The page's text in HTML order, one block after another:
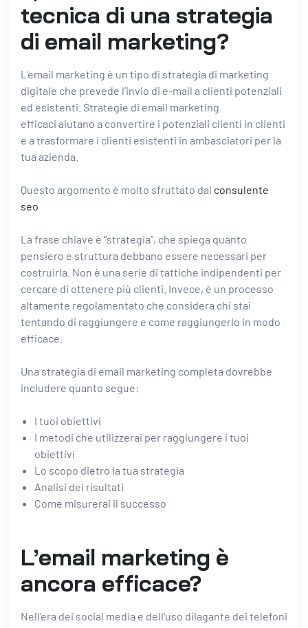
tecnica di una strategia
di email marketing?
L’email marketing è un tipo di strategia di marketing
digitale che prevede l’invio di e-mail a clienti potenziali
ed esistenti. Strategie di email marketing
efficaci aiutano a convertire i potenziali clienti in clienti
e a trasformare i clienti esistenti in ambasciatori per la
tua azienda.
Questo argomento è molto sfruttato dal consulente
seo
La frase chiave è “strategia”, che spiega quanto
pensiero e struttura debbano essere necessari per
costruirla. Non è una serie di tattiche indipendenti per
cercare di ottenere più clienti. Invece, è un processo
altamente regolamentato che considera chi stai
tentando di raggiungere e come raggiungerlo in modo
efficace.
Una strategia di email marketing completa dovrebbe
includere quanto segue:
I tuoi obiettivi
I metodi che utilizzerai per raggiungere i tuoi
obiettivi
Lo scopo dietro la tua strategia
Analisi dei risultati
Come misurerai il successo
L’email marketing è
ancora efficace?
Nell’era dei social media e dell’uso dilagante dei telefoni